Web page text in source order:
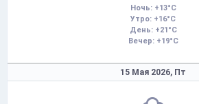
Ночь: +13°C
Утро: +16°C
День: +21°C
Вечер: +19°C
15 Мая 2026, Пт